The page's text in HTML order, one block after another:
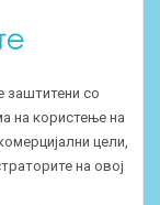
заштитени со
на користење на
цели,
на овој